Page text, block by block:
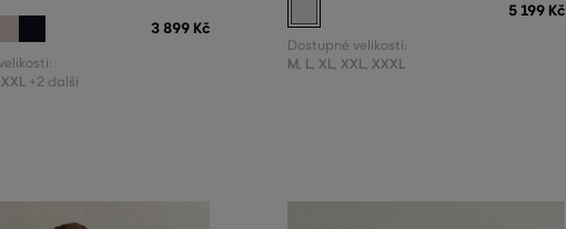
3 899 Kč
XXL +2 další
5 199 Kč
Dostupné velikosti:
M, L, XL, XXL, XXXL